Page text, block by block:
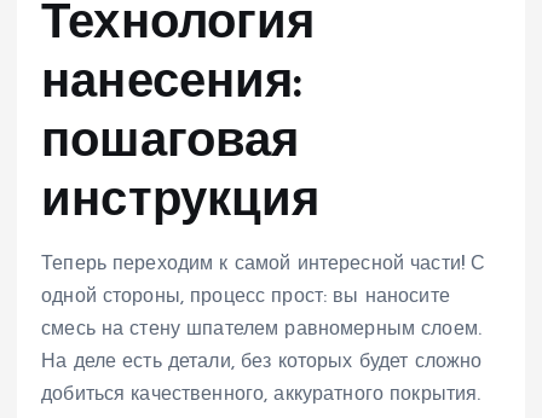
Технология
нанесения:
пошаговая
инструкция
Теперь переходим к самой интересной части! С
одной стороны, процесс прост: вы наносите
смесь на стену шпателем равномерным слоем.
На деле есть детали, без которых будет сложно
добиться качественного, аккуратного покрытия.